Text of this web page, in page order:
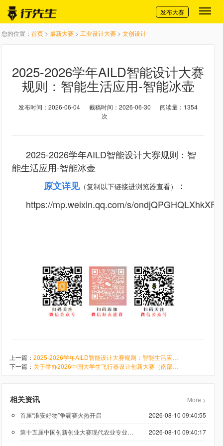
切换导航
发布大赛
您的位置： 首页 > 最新大赛 > 工业设计大赛 > 文创设计
2025-2026学年AILD智能设计大赛
规则：智能生活应用-智能冰壶
发布时间：2026-06-04 截稿时间：2026-06-30
阅读量：1354
次
2025-2026学年AILD智能设计大赛规则：智
能生活应用-智能冰壶
原文详见 （复制以下链接进浏览器查看） ：
https://mp.weixin.qq.com/s/
上一篇：
2025-2026学年AILD智能设计大赛规则：智能生活应用-机械装载
下一篇：
关于举办2026中国大学生飞行器设计创新大赛（南部赛区）的通知
相关资讯
More >
首届“淮安好物”争霸赛火热开启
2026-08-10 09:40:55
第十五届中国创新创业大赛现代农业专业赛正式启动
2026-08-10 09:40:17